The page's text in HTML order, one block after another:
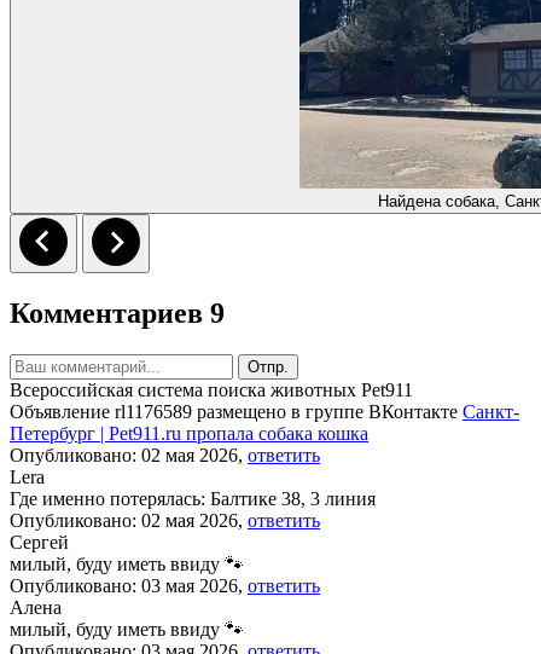
Найдена собака,
Комментариев 9
Отпр.
Всероссийская система поиска животных Pet911
Объявление rl1176589 размещено в группе ВКонтакте Санкт-
Петербург | Pet911.ru пропала собака кошка
Опубликовано: 02 мая 2026, ответить
Lera
Где именно потерялась: Балтике 38, 3 линия
Опубликовано: 02 мая 2026, ответить
Сергей
милый, буду иметь ввиду 🐾
Опубликовано: 03 мая 2026, ответить
Алена
милый, буду иметь ввиду 🐾